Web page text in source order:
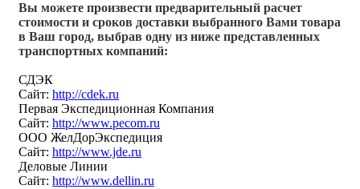
Вы можете произвести предварительный расчет
стоимости и сроков доставки выбранного Вами товара
в Ваш город, выбрав одну из ниже представленных
транспортных компаний:
СДЭК
Сайт: http://cdek.ru
Первая Экспедиционная Компания
Сайт: http://www.pecom.ru
ООО ЖелДорЭкспедиция
Сайт: http://www.jde.ru
Деловые Линии
Сайт: http://www.dellin.ru